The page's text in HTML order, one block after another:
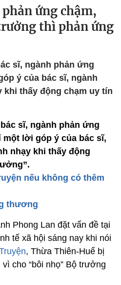
ứng chậm,
thì phản ứng
sĩ, ngành phản ứng
ý của bác sĩ, ngành
khi thấy động chạm uy tín
sĩ, ngành phản ứng
lời góp ý của bác sĩ,
nhạy khi thấy động
nếu không có thêm
thương
Phong Lan đặt vấn đề tại
tế xã hội sáng nay khi nói
, Thừa Thiên-Huế bị
cho “bôi nhọ” Bộ trưởng